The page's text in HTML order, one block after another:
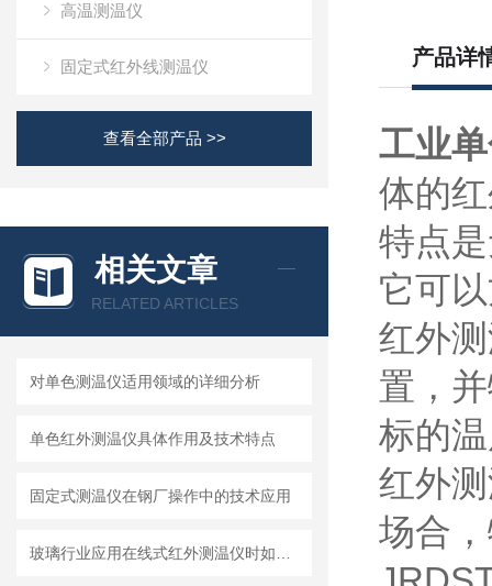
高温测温仪
固定式红外线测温仪
查看全部产品 >>
相关文章
RELATED ARTICLES
对单色测温仪适用领域的详细分析
单色红外测温仪具体作用及技术特点
固定式测温仪在钢厂操作中的技术应用
产品详
工业
体的
特点
它可
红外
置，
标的
红外
场合